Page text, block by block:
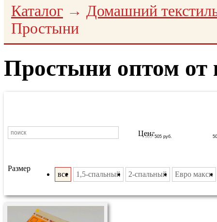
Каталог → Домашний
Простыни
Простыни оптом от
Цена
505 505 руб.
Размер
все 1,5-спальный 2-спальный Евро макси